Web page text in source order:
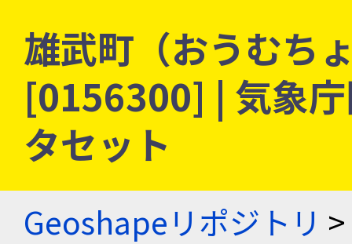
雄武町（おうむち
[0156300] | 気象
タセット
Geoshapeリポジトリ >